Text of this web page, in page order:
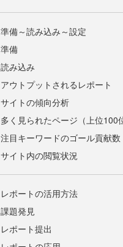
準備～読み込み～設定
準備
読み込み
アウトプットされるレポート
サイトの傾向分析
多く見られたページ（上位100
注目キーワードのゴール貢献数
サイト内の閲覧状況
レポートの活用方法
課題発見
レポート提出